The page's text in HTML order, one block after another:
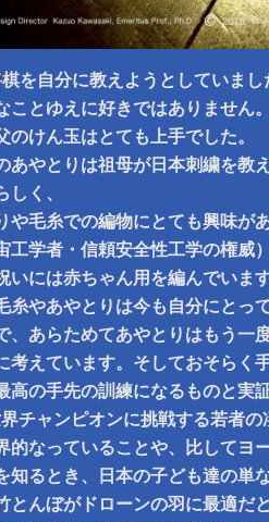
を自分に教えようとしていまし
ことゆえに好きではありません
のけん玉はとても上手でした。
あやとりは祖母が日本刺繍を教
しく、
や毛糸での編物にとても興味が
工学者・信頼安全性工学の権威
いには赤ちゃん用を編んでいま
糸やあやとりは今も自分にとっ
、あらためてあやとりはもう一
考えています。そしておそらく
高の手先の訓練になるものと実
チャンピオンに挑戦する若者
的なっていることや、比してヨ
知るとき、日本の子ども達の単
とんぼがドローンの羽に最適だ